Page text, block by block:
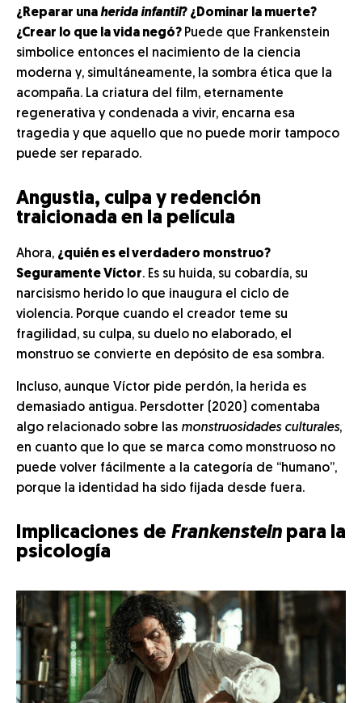
¿Reparar unaherida infantil? ¿Dominar la muerte?
¿Crear lo que la vida negó? Puede que Frankenstein
simbolice entonces el nacimiento de la ciencia
moderna y, simultáneamente, la sombra ética que la
acompaña. La criatura del film, eternamente
regenerativa y condenada a vivir, encarna esa
tragedia y que aquello que no puede morir tampoco
puede ser reparado.
Angustia, culpa y redención
traicionada en la película
Ahora, ¿quién es el verdadero monstruo?
Seguramente Víctor. Es su huida, su cobardía, su
narcisismo herido lo que inaugura el ciclo de
violencia. Porque cuando el creador teme su
fragilidad, su culpa, su duelo no elaborado, el
monstruo se convierte en depósito de esa sombra.
Incluso, aunque Víctor pide perdón, la herida es
demasiado antigua. Persdotter (2020) comentaba
algo relacionado sobre las monstruosidades culturales,
en cuanto que lo que se marca como monstruoso no
puede volver fácilmente a la categoría de “humano”,
porque la identidad ha sido fijada desde fuera.
Implicaciones de Frankenstein para la
psicología